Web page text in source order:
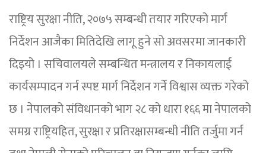
राष्ट्रिय सुरक्षा नीति, २०७५ सम्बन्धी तयार गरिएको मार्ग
निर्देशन आजैका मितिदेखि लागू हुने सो अवसरमा जानकारी
दिइयो । सचिवालयले सम्बन्धित मन्त्रालय र निकायलाई
कार्यसम्पादन गर्न स्पष्ट मार्ग निर्देशन गर्ने विश्वास व्यक्त गरेको
छ । नेपालको संविधानको भाग २८ को धारा १६६ मा नेपालको
समग्र राष्ट्रियहित, सुरक्षा र प्रतिरक्षासम्बन्धी नीति तर्जुमा गर्न